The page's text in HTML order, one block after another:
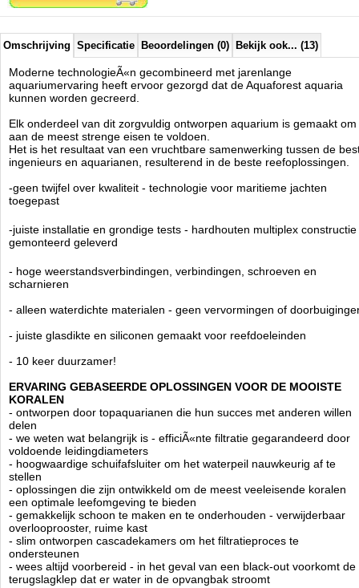
stellen
- oplossingen die zijn ontwikkeld om de meest veeleisende koralen
- gemakkelijk schoon te maken en te onderhouden - verwijderbaar
overlooprooster, ruime kast
- slim ontworpen cascadekamers om het filtratieproces te
ondersteunen
- wees altijd voorbereid - in het geval van een black-out voorkomt de
terugslagklep dat er water in de opvangbak stroomt
ULTRA STIL VOOR MAXIMAAL COMFORT
- anti-vibratieschuim zowel op carter als op display
- zelfnivellerende downflow met geluidsdempende kap op de overloop
- slim ontworpen opvangkamers om stromingsgeluiden te verminderen
- nauwkeurige waterpeilregeling en geluidsonderdrukking door
schuifafsluiter
Het Optiwhite Ã¢ÂÂ¢ glas, gewaardeerd door aquarianen over de hele
wereld, is geplaatst op een waterdichte hogedruk hardhouten multiplex
sets bereiken onze klanten met een compleet gemonteerde
draagconstructie, hierdoor bespaart u tijd en u kunt er zeker van zijn
dat het correct is gemonteerd en grondig is getest. De specifieke eisen
van zeeaquaria hebben ons doen besluiten over technologieÃÂ«n die
zeiljachten. Het garandeert duurzaamheid en veiligheid, waardoor de
markt verkrijgbaar zijn.
Marine jachttechnologie betekent alleen waterdichte
materialen gebruiken die bestand zijn tegen moeilijke
omstandigheden, d.w.z. vochtigheid of hitte. De constructie heeft geen
zwakke punten.
Naast het meerlaags geperst jacht triplex, zorgde Aquaforest voor de
kleinste details zoals Japans staal scharnieren en A2 roestvrijstalen
schroeven met verhoogde duurzaamheid. Het minimalistische ontwerp
past perfect in elk interieur, en met de verwijderbare waterdichte
externe panelen kunt u de kleur van de kast wijzigen zonder het uit
elkaar halen of verplaatsen van het aquarium. We hebben
gecombineerd esthetiek met bruikbaarheid, daarom richten we ons op
het gebruiksgemak!
- Verwijderbare externe panelen zijn afzonderlijk verkrijgbaar in 6
verschillende kleuren
- Volledig waterdicht met laserafwerking
Omschrijving Specificatie Beoordelingen (0) Bekijk ook... (13)
Moderne technologieÃ«n gecombineerd met jarenlange
aquariumervaring heeft ervoor gezorgd dat de Aquaforest aquaria
kunnen worden gecreerd.
Elk onderdeel van dit zorgvuldig ontworpen aquarium is gemaakt om
aan de meest strenge eisen te voldoen.
Het is het resultaat van een vruchtbare samenwerking tussen de
ingenieurs en aquarianen, resulterend in de beste reefoplossingen.
-geen twijfel over kwaliteit - technologie voor maritieme jachten
toegepast
-juiste installatie en grondige tests - hardhouten multiplex constructie
gemonteerd geleverd
- hoge weerstandsverbindingen, verbindingen, schroeven en
scharnieren
- alleen waterdichte materialen - geen vervormingen of
- juiste glasdikte en siliconen gemaakt voor reefdoeleinden
- 10 keer duurzamer!
ERVARING GEBASEERDE OPLOSSINGEN VOOR DE MOOISTE
KORALEN
- ontworpen door topaquarianen die hun succes met anderen willen
delen
- we weten wat belangrijk is - efficiÃ«nte filtratie gegarandeerd door
voldoende leidingdiameters
- hoogwaardige schuifafsluiter om het waterpeil nauwkeurig af te
stellen
- oplossingen die zijn ontwikkeld om de meest veeleisende koralen
een optimale leefomgeving te bieden
- gemakkelijk schoon te maken en te onderhouden - verwijderbaar
overlooprooster, ruime kast
- slim ontworpen cascadekamers om het filtratieproces te
ondersteunen
- wees altijd voorbereid - in het geval van een black-out voorkomt de
terugslagklep dat er water in de opvangbak stroomt